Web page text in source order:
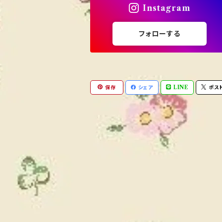
Instagram
フォローする
保存 シェア LINE ポス